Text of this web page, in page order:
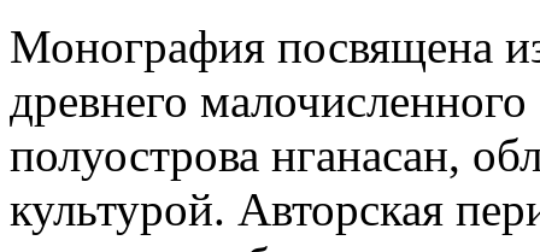
Монография посвящена
древнего
полуострова нганасан,
культурой. Авторская